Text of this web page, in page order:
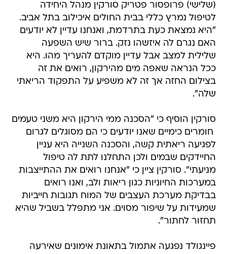
(שלישי) פרופסור פטריק סורקין מנהל היחידה
לטיפול נמרץ כללי בבית החולים איכילוב בתל אביב.
"היא נמצאת כעת בתרדמת, ואנחנו עדיין לא יודעים
האם נגרם לה איזשהו נזק. ברור שיש השפעה
שלילית למצב אבל עדיין מוקדם להעריך מהו. היא
ככל הנראה שאפה מים מהירקון, רואים את זה
בצילום החזה אך זה לא משפיע על התפקוד הריאתי
שלה".
סורקין הוסיף כי "הסכנה ממי הירקון היא משני טעמים
 חומרים כימיים שאנו יודעים כי הם מסוגלים לגרום
לפגיעה ריאתית קשה, והסכנה השנייה היא עניין
החיידקים שבמים ולכן התחלנו לתת לה טיפול
מניעתי". סורקין ציין כי "אנחנו רואים את ההתייצבות
במערכות החיוניות כגון ריאות ולב, ואנו רואים
בבדיקת מערכת העצבים של המוח תגובות חייביות
שמעידות על שיפור מסוים. אני מתפלל בשביל שהיא
תחזור לחתור".
פיינגולד נפגעה אתמול בתאונת אימונים שאירעה